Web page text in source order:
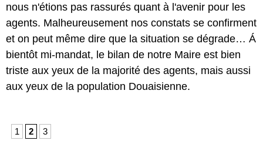
nous n'étions pas rassurés quant à l'avenir pour les
agents. Malheureusement nos constats se confirment
et on peut même dire que la situation se dégrade… Á
bientôt mi-mandat, le bilan de notre Maire est bien
triste aux yeux de la majorité des agents, mais aussi
aux yeux de la population Douaisienne.
1 2 3